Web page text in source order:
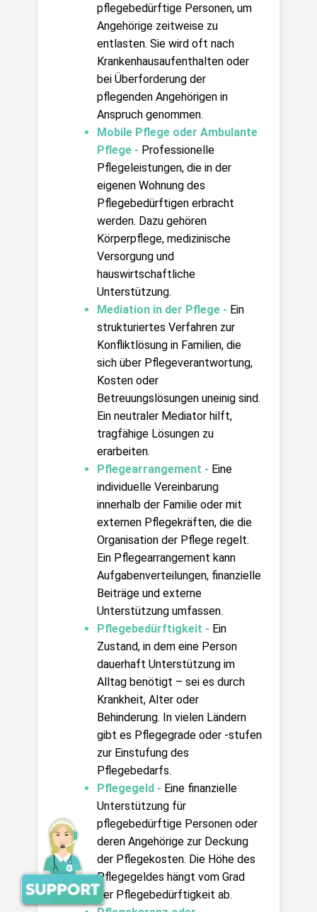
pflegebedürftige Personen, um
Angehörige zeitweise zu
entlasten. Sie wird oft nach
Krankenhausaufenthalten oder
bei Überforderung der
pflegenden Angehörigen in
Anspruch genommen.
Mobile Pflege oder Ambulante
Pflege - Professionelle
Pflegeleistungen, die in der
eigenen Wohnung des
Pflegebedürftigen erbracht
werden. Dazu gehören
Körperpflege, medizinische
Versorgung und
hauswirtschaftliche
Unterstützung.
Mediation in der Pflege - Ein
strukturiertes Verfahren zur
Konfliktlösung in Familien, die
sich über Pflegeverantwortung,
Kosten oder
Betreuungslösungen uneinig sind.
Ein neutraler Mediator hilft,
tragfähige Lösungen zu
erarbeiten.
Pflegearrangement - Eine
individuelle Vereinbarung
innerhalb der Familie oder mit
externen Pflegekräften, die die
Organisation der Pflege regelt.
Ein Pflegearrangement kann
Aufgabenverteilungen, finanzielle
Beiträge und externe
Unterstützung umfassen.
Pflegebedürftigkeit - Ein
Zustand, in dem eine Person
dauerhaft Unterstützung im
Alltag benötigt – sei es durch
Krankheit, Alter oder
Behinderung. In vielen Ländern
gibt es Pflegegrade oder -stufen
zur Einstufung des
Pflegebedarfs.
Pflegegeld - Eine finanzielle
Unterstützung für
pflegebedürftige Personen oder
deren Angehörige zur Deckung
der Pflegekosten. Die Höhe des
Pflegegeldes hängt vom Grad
der Pflegebedürftigkeit ab.